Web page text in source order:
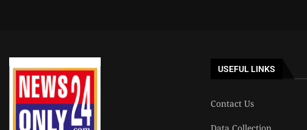
USEFUL LINKS
Contact Us